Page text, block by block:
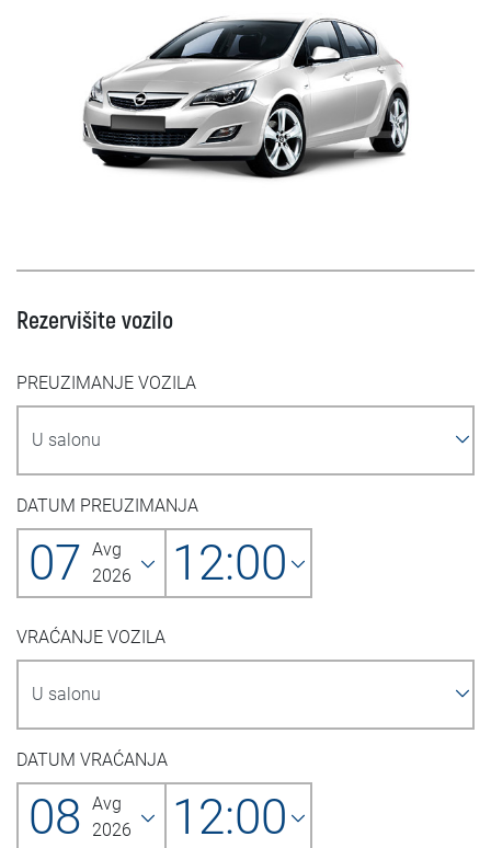
Rezervišite vozilo
PREUZIMANJE VOZILA
DATUM PREUZIMANJA
07 Avg
2026
12:00
VRAĆANJE VOZILA
DATUM VRAĆANJA
08 Avg
2026
12:00